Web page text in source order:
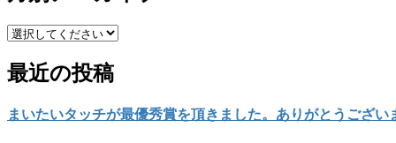
最近の投稿
まいたいタッチが最優秀賞を頂きました。ありがとうござい